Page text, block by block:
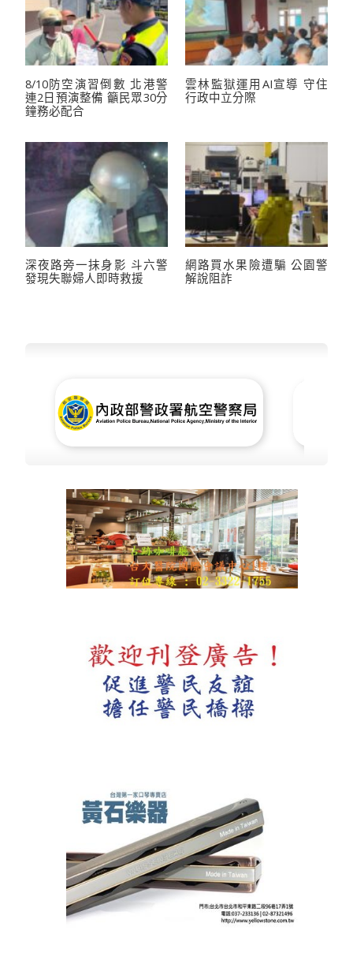
8/10防空演習倒數 北港警
連2日預演整備 籲民眾30分
鐘務必配合
雲林監獄運用AI宣導 守住
行政中立分際
深夜路旁一抹身影 斗六警
發現失聯婦人即時救援
網路買水果險遭騙 公園警
解說阻詐